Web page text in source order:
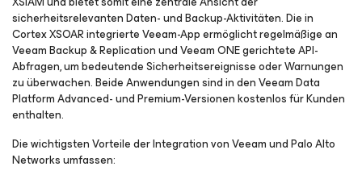
sicherheitsrelevanten Daten- und Backup-Aktivitäten. Die in
Cortex XSOAR integrierte Veeam-App ermöglicht regelmäßige an
Veeam Backup & Replication und Veeam ONE gerichtete API-
Abfragen, um bedeutende Sicherheitsereignisse oder Warnungen
zu überwachen. Beide Anwendungen sind in den Veeam Data
Platform Advanced- und Premium-Versionen kostenlos für Kunden
enthalten.
Die wichtigsten Vorteile der Integration von Veeam und Palo Alto
Networks umfassen: